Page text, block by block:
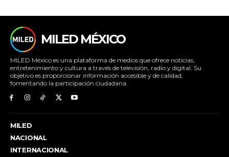
MILED MÉXICO
MILED México es una plataforma de medios que ofrece noticias,
entretenimiento y cultura a través de televisión, radio y digital. Su
objetivo es proporcionar información accesible y de calidad,
fomentando la participación ciudadana.
MILED
NACIONAL
INTERNACIONAL